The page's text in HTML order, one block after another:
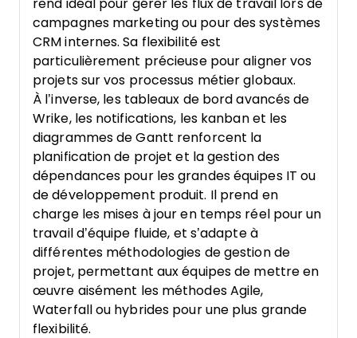
rend idéal pour gérer les flux de travail lors de
campagnes marketing ou pour des systèmes
CRM internes. Sa flexibilité est
particulièrement précieuse pour aligner vos
projets sur vos processus métier globaux.
À l’inverse, les tableaux de bord avancés de
Wrike, les notifications, les kanban et les
diagrammes de Gantt renforcent la
planification de projet et la gestion des
dépendances pour les grandes équipes IT ou
de développement produit. Il prend en
charge les mises à jour en temps réel pour un
travail d’équipe fluide, et s’adapte à
différentes méthodologies de gestion de
projet, permettant aux équipes de mettre en
œuvre aisément les méthodes Agile,
Waterfall ou hybrides pour une plus grande
flexibilité.